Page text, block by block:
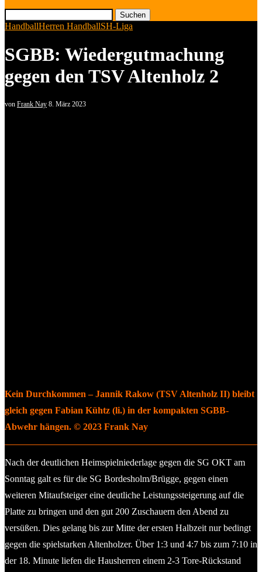
Suchen
HandballHerren HandballSH-Liga
SGBB: Wiedergutmachung
gegen den TSV Altenholz 2
von Frank Nay 8. März 2023
Kein Durchkommen – Jannik Rakow (TSV Altenholz II) bleibt
gleich gegen Fabian Kühtz (li.) in der kompakten SGBB-
Abwehr hängen. © 2023 Frank Nay
Nach der deutlichen Heimspielniederlage gegen die SG OKT am
Sonntag galt es für die SG Bordesholm/Brügge, gegen einen
weiteren Mitaufsteiger eine deutliche Leistungssteigerung auf die
Platte zu bringen und den gut 200 Zuschauern den Abend zu
versüßen. Dies gelang bis zur Mitte der ersten Halbzeit nur bedingt
gegen die spielstarken Altenholzer. Über 1:3 und 4:7 bis zum 7:10 in
der 18. Minute liefen die Hausherren einem 2-3 Tore-Rückstand